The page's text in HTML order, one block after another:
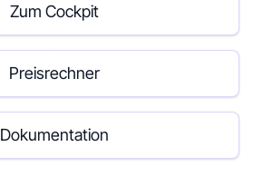
EN DE
Zum Cockpit
Preisrechner
Dokumentation